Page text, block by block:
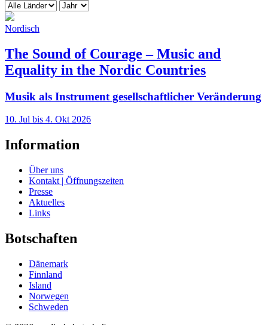
Nordisch
The Sound of Courage – Music and
Equality in the Nordic Countries
Musik als Instrument gesellschaftlicher Veränderung
10. Jul bis 4. Okt 2026
Information
Über uns
Kontakt | Öffnungszeiten
Presse
Aktuelles
Links
Botschaften
Dänemark
Finnland
Island
Norwegen
Schweden